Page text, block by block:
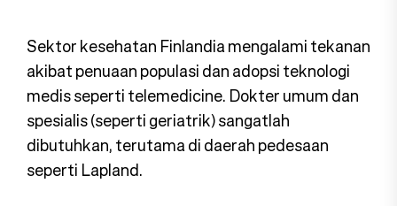
Sektor kesehatan Finlandia mengalami tekanan
akibat penuaan populasi dan adopsi teknologi
medis seperti telemedicine. Dokter umum dan
spesialis (seperti geriatrik) sangatlah
dibutuhkan, terutama di daerah pedesaan
seperti Lapland.